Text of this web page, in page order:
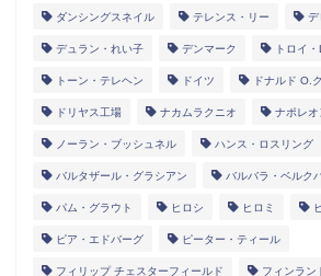
ダンシングスネイル テレンス・リー デ
デュラン・れい子 デンマーク トロイ
トーン・テレヘン ドイツ ドナルド O.
ドリヤス工場 ナカムラクニオ ナポレ
ノーラン・ブッシュネル ハンス・ロスリング
バルタザール・グラシアン バルバラ・ベルク
パム・グラウト ヒロシ ヒロミ
ピア・エドバーグ ピーター・ティール
フィリップ チェスターフィールド フィンラン